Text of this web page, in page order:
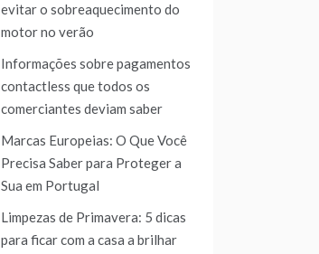
evitar o sobreaquecimento do
motor no verão
Informações sobre pagamentos
contactless que todos os
comerciantes deviam saber
Marcas Europeias: O Que Você
Precisa Saber para Proteger a
Sua em Portugal
Limpezas de Primavera: 5 dicas
para ficar com a casa a brilhar